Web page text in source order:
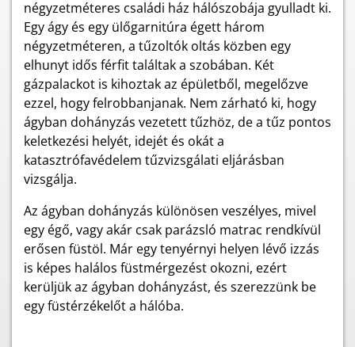
négyzetméteres családi ház hálószobája gyulladt ki.
Egy ágy és egy ülőgarnitúra égett három
négyzetméteren, a tűzoltók oltás közben egy
elhunyt idős férfit találtak a szobában. Két
gázpalackot is kihoztak az épületből, megelőzve
ezzel, hogy felrobbanjanak. Nem zárható ki, hogy
ágyban dohányzás vezetett tűzhöz, de a tűz pontos
keletkezési helyét, idejét és okát a
katasztrófavédelem tűzvizsgálati eljárásban
vizsgálja.
Az ágyban dohányzás különösen veszélyes, mivel
egy égő, vagy akár csak parázsló matrac rendkívül
erősen füstöl. Már egy tenyérnyi helyen lévő izzás
is képes halálos füstmérgezést okozni, ezért
kerüljük az ágyban dohányzást, és szerezzünk be
egy füstérzékelőt a hálóba.